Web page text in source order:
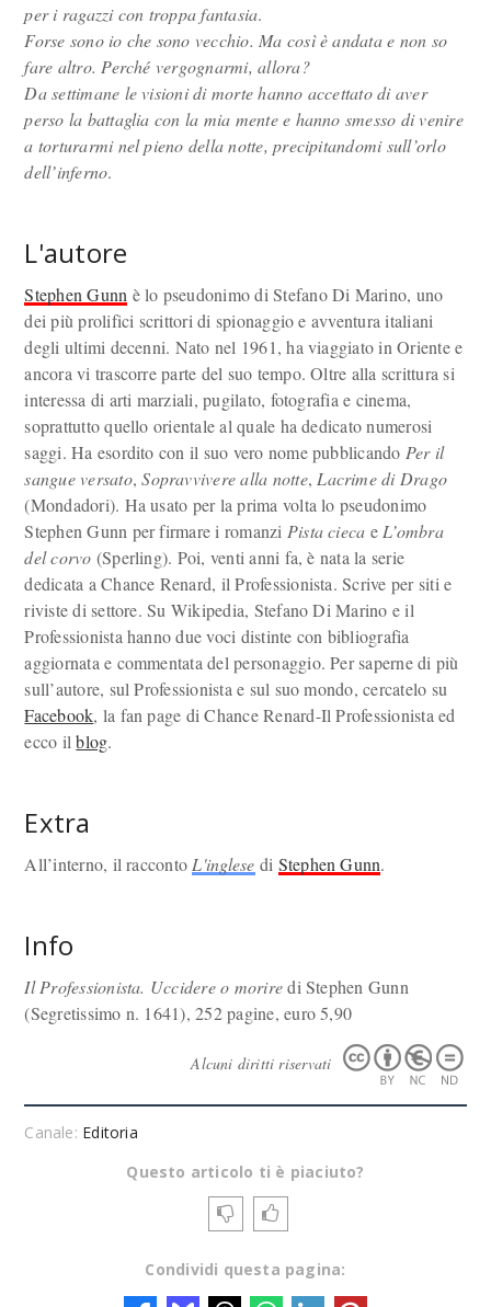
per i ragazzi con troppa fantasia.
Forse sono io che sono vecchio. Ma così è andata e non so
fare altro. Perché vergognarmi, allora?
Da settimane le visioni di morte hanno accettato di aver
perso la battaglia con la mia mente e hanno smesso di venire
a torturarmi nel pieno della notte, precipitandomi sull’orlo
dell’inferno.
L'autore
Stephen Gunn è lo pseudonimo di Stefano Di Marino, uno
dei più prolifici scrittori di spionaggio e avventura italiani
degli ultimi decenni. Nato nel 1961, ha viaggiato in Oriente e
ancora vi trascorre parte del suo tempo. Oltre alla scrittura si
interessa di arti marziali, pugilato, fotografia e cinema,
soprattutto quello orientale al quale ha dedicato numerosi
saggi. Ha esordito con il suo vero nome pubblicando Per il
sangue versato,Sopravvivere alla notte, Lacrime di Drago
(Mondadori). Ha usato per la prima volta lo pseudonimo
Stephen Gunn per firmare i romanzi Pista cieca e L’ombra
del corvo (Sperling). Poi, venti anni fa, è nata la serie
dedicata a Chance Renard, il Professionista. Scrive per siti e
riviste di settore. Su Wikipedia, Stefano Di Marino e il
Professionista hanno due voci distinte con bibliografia
aggiornata e commentata del personaggio. Per saperne di più
sull’autore, sul Professionista e sul suo mondo, cercatelo su
Facebook, la fan page di Chance Renard-Il Professionista ed
ecco ilblog.
Extra
All’interno, il racconto L'inglese di Stephen Gunn.
Info
Il Professionista. Uccidere o moriredi Stephen Gunn
(Segretissimo n. 1641), 252 pagine, euro 5,90
Alcuni diritti riservati
Canale: Editoria
Questo articolo ti è piaciuto?
Condividi questa pagina: